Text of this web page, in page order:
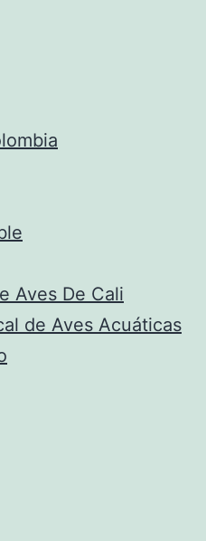
Aves De Cali
de Aves Acuáticas